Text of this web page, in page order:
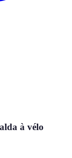
à vélo